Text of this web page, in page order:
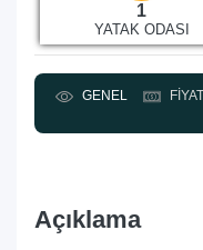
1
YATAK ODASI
GENEL
Açıklama